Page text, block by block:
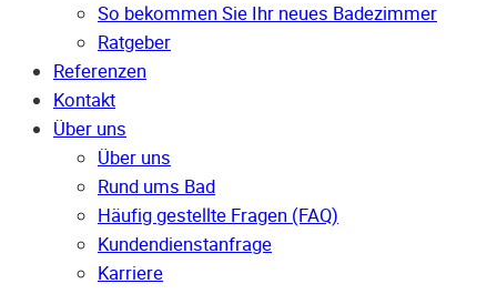
So bekommen Sie Ihr neues Badezimmer
Ratgeber
Referenzen
Kontakt
Über uns
Über uns
Rund ums Bad
Häufig gestellte Fragen (FAQ)
Kunden­dienst­anfrage
Karriere